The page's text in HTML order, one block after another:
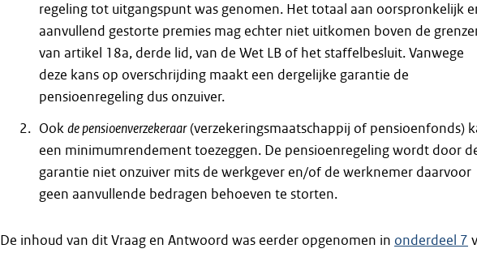
regeling tot uitgangspunt was genomen. Het totaal aan oorspronkelijk
aanvullend gestorte premies mag echter niet uitkomen boven de
van artikel 18a, derde lid, van de Wet LB of het staffelbesluit. Vanwege
deze kans op overschrijding maakt een dergelijke garantie de
pensioenregeling dus onzuiver.
Ookde pensioenverzekeraar(verzekeringsmaatschappij of pensioenfonds)
een minimumrendement toezeggen. De pensioenregeling wordt door
garantie niet onzuiver mits de werkgever en/of de werknemer daarvoor
geen aanvullende bedragen behoeven te storten.
De inhoud van dit Vraag en Antwoord was eerder opgenomen in onderdeel 7